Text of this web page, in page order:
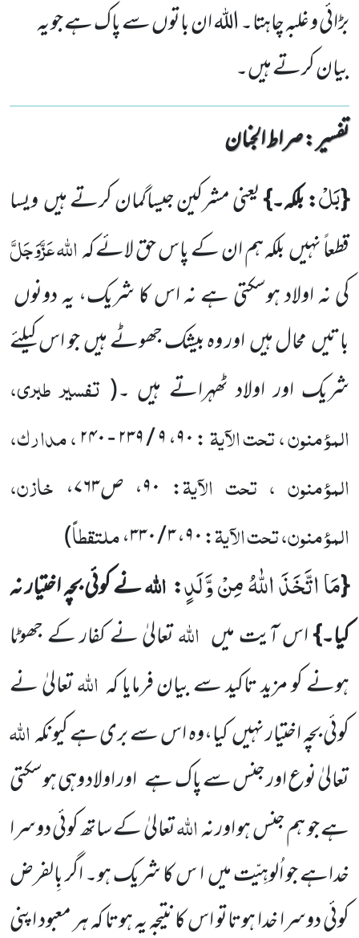
بڑائی و غلبہ چاہتا۔ اللہ ان باتوں سے پاک ہے جو یہ
بیان کرتے ہیں۔
تفسیر : ‎صراط الجنان
{بَلْ: بلکہ۔}یعنی مشرکین جیساگمان کرتے ہیںویسا
قطعاً نہیںبلکہ ہم ان کے پاس حق لائے کہاللہعَزَّوَجَلَّ
کی نہ اولادہوسکتی ہے نہ اس کا شریک،یہ دونوں
باتیںمحال ہیںاور وہ بیشک جھوٹے ہیںجو اس کیلئے
شریک اور اولاد ٹھہراتے ہیں ۔( تفسیر طبری،
المؤمنون ، تحت الآیۃ:۹۰،۹ / ۲۳۹ - ۲۴۰
، مدارک،
المؤمنون ، تحت الآیۃ: ۹۰، ص۷۶۳، خازن،
المؤمنون، تحت الآیۃ:۹۰،۳ / ۳۳۰ ،ملتقطاً)
{مَا اتَّخَذَ اللّٰهُ مِنْ وَّلَدٍ: اللہنے کوئی بچہ اختیار نہ
کیا۔}اس آیت میں اللہتعالیٰ نے کفار کے جھوٹا
ہونے کو مزید تاکید سے بیان فرمایا کہ اللہتعالیٰ نے
کوئی بچہ اختیار نہیںکیا،وہ اس سے بری ہے کیونکہاللہ
تعالیٰ نوع اور جنس سے پاک ہے اور اولاد وہی ہوسکتی
ہے جو ہم جنس ہو اور نہاللہتعالیٰ کے ساتھ کوئی دوسرا
خداہے جو اُلوہِیّت میںا س کا شریک ہو۔ اگر بِالفرض
کوئی دوسرا خدا ہوتاتو اس کا نتیجہ یہ ہوتا کہ ہر معبود اپنی